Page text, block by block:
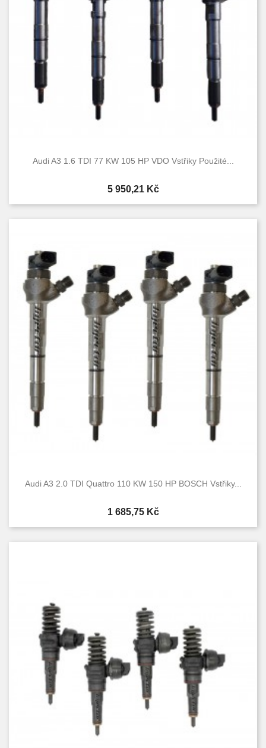
Audi A3 1.6 TDI 77 KW 105 HP VDO Vstřiky Použité...
Cena
5 950,21 Kč
Audi A3 2.0 TDI Quattro 110 KW 150 HP BOSCH Vstřiky...
Cena
1 685,75 Kč